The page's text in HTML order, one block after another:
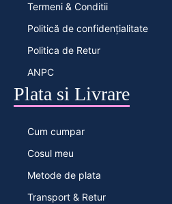
Termeni & Conditii
Politică de confidențialitate
Politica de Retur
ANPC
Plata si Livrare
Cum cumpar
Cosul meu
Metode de plata
Transport & Retur